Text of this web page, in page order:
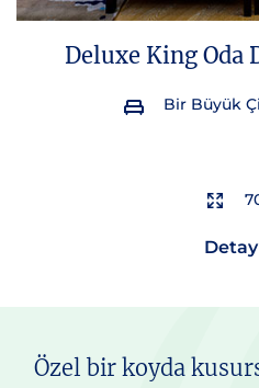
Deluxe King Oda
Bir Büyük
Detay
Özel bir koyda